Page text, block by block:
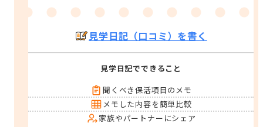
見学日記（口コミ）を書く
見学日記でできること
聞くべき保活項目のメモ
メモした内容を簡単比較
家族やパートナーにシェア